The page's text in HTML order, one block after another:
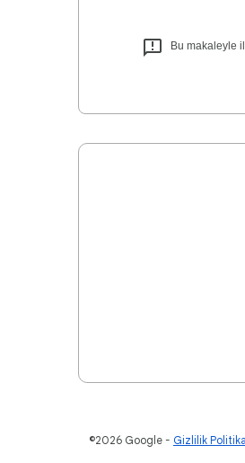
Bu makaleyle
©2026 Google Gizlilik